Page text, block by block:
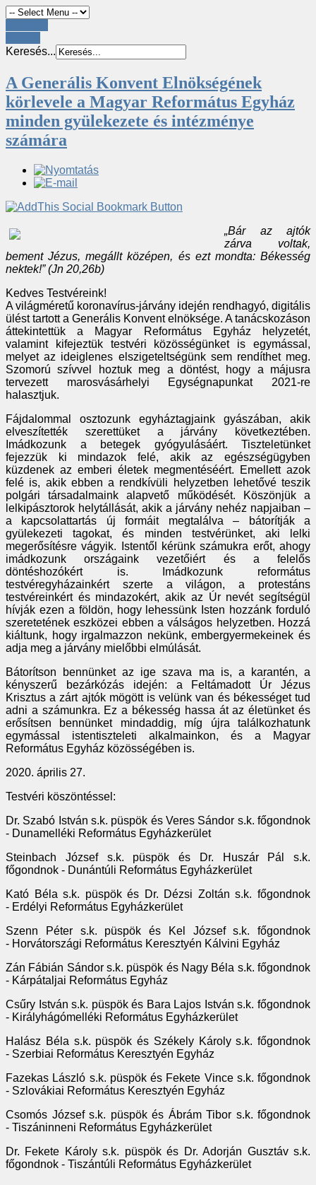
Keresés...
A Generális Konvent Elnökségének
körlevele a Magyar Református Egyház
minden gyülekezete és intézménye
számára
„Bár az ajtók
zárva voltak,
bement Jézus, megállt középen, és ezt mondta: Békesség
nektek!” (Jn 20,26b)
Kedves Testvéreink!
A világméretű koronavírus-járvány idején rendhagyó, digitális
ülést tartott a Generális Konvent elnöksége. A tanácskozáson
áttekintettük a Magyar Református Egyház helyzetét,
valamint kifejeztük testvéri közösségünket is egymással,
melyet az ideiglenes elszigeteltségünk sem rendíthet meg.
Szomorú szívvel hoztuk meg a döntést, hogy a májusra
tervezett marosvásárhelyi Egységnapunkat 2021-re
halasztjuk.
Fájdalommal osztozunk egyháztagjaink gyászában, akik
elveszítették szerettüket a járvány következtében.
Imádkozunk a betegek gyógyulásáért. Tiszteletünket
fejezzük ki mindazok felé, akik az egészségügyben
küzdenek az emberi életek megmentéséért. Emellett azok
felé is, akik ebben a rendkívüli helyzetben lehetővé teszik
polgári társadalmaink alapvető működését. Köszönjük a
lelkipásztorok helytállását, akik a járvány nehéz napjaiban –
a kapcsolattartás új formáit megtalálva – bátorítják a
gyülekezeti tagokat, és minden testvérünket, aki lelki
megerősítésre vágyik. Istentől kérünk számukra erőt, ahogy
imádkozunk országaink vezetőiért és a felelős
döntéshozókért is. Imádkozunk református
testvéregyházainkért szerte a világon, a protestáns
testvéreinkért és mindazokért, akik az Úr nevét segítségül
hívják ezen a földön, hogy lehessünk Isten hozzánk forduló
szeretetének eszközei ebben a válságos helyzetben. Hozzá
kiáltunk, hogy irgalmazzon nekünk, embergyermekeinek és
adja meg a járvány mielőbbi elmúlását.
Bátorítson bennünket az ige szava ma is, a karantén, a
kényszerű bezárkózás idején: a Feltámadott Úr Jézus
Krisztus a zárt ajtók mögött is velünk van és békességet tud
adni a számunkra. Ez a békesség hassa át az életünket és
erősítsen bennünket mindaddig, míg újra találkozhatunk
egymással istentiszteleti alkalmainkon, és a Magyar
Református Egyház közösségében is.
2020. április 27.
Testvéri köszöntéssel:
Dr. Szabó István s.k. püspök és Veres Sándor s.k. főgondnok
- Dunamelléki Református Egyházkerület
Steinbach József s.k. püspök és Dr. Huszár Pál s.k.
főgondnok - Dunántúli Református Egyházkerület
Kató Béla s.k. püspök és Dr. Dézsi Zoltán s.k. főgondnok
- Erdélyi Református Egyházkerület
Szenn Péter s.k. püspök és Kel József s.k. főgondnok
- Horvátországi Református Keresztyén Kálvini Egyház
Zán Fábián Sándor s.k. püspök és Nagy Béla s.k. főgondnok
- Kárpátaljai Református Egyház
Csűry István s.k. püspök és Bara Lajos István s.k. főgondnok
- Királyhágómelléki Református Egyházkerület
Halász Béla s.k. püspök és Székely Károly s.k. főgondnok
- Szerbiai Református Keresztyén Egyház
Fazekas László s.k. püspök és Fekete Vince s.k. főgondnok
- Szlovákiai Református Keresztyén Egyház
Csomós József s.k. püspök és Ábrám Tibor s.k. főgondnok
- Tiszáninneni Református Egyházkerület
Dr. Fekete Károly s.k. püspök és Dr. Adorján Gusztáv s.k.
főgondnok - Tiszántúli Református Egyházkerület